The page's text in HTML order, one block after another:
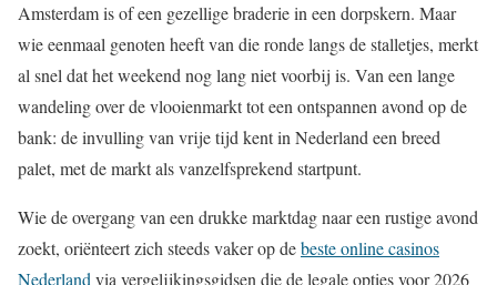
Amsterdam is of een gezellige braderie in een dorpskern. Maar
wie eenmaal genoten heeft van die ronde langs de stalletjes, merkt
al snel dat het weekend nog lang niet voorbij is. Van een lange
wandeling over de vlooienmarkt tot een ontspannen avond op de
bank: de invulling van vrije tijd kent in Nederland een breed
palet, met de markt als vanzelfsprekend startpunt.
Wie de overgang van een drukke marktdag naar een rustige avond
zoekt, oriënteert zich steeds vaker op debeste online casinos
Nederland via vergelijkingsgidsen die de legale opties voor 2026